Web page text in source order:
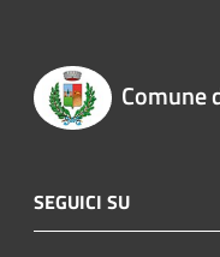
Comune
SEGUICI SU